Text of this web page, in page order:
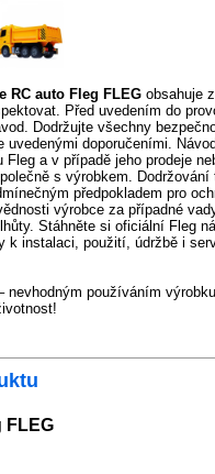
RC auto Fleg FLEG obsahuje
Před uvedením do
Dodržujte všechny
uvedenými doporučeními.
Fleg a v případě jeho prodeje
s výrobkem. Dodržování
předpokladem pro
výrobce za případné
Stáhněte si oficiální Fleg
k instalaci, použití, údržbě i
nevhodným používáním
FLEG